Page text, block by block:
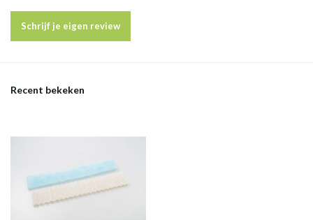
Schrijf je eigen review
Recent bekeken